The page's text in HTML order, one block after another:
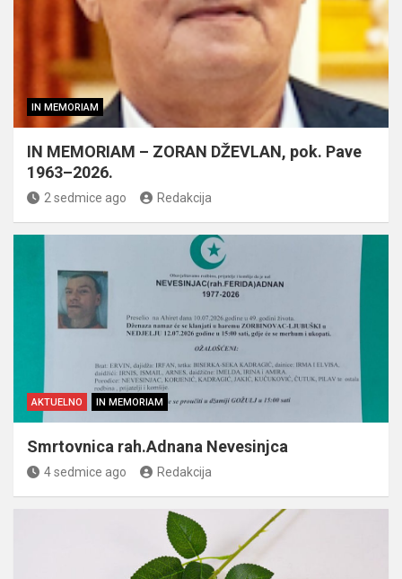
IN MEMORIAM
IN MEMORIAM – ZORAN DŽEVLAN, pok. Pave
1963–2026.
2 sedmice ago Redakcija
AKTUELNO IN MEMORIAM
Smrtovnica rah.Adnana Nevesinjca
4 sedmice ago Redakcija